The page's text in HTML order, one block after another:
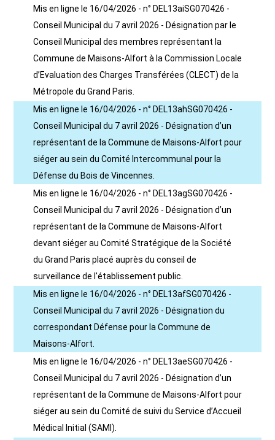
Mis en ligne le 16/04/2026 - n° DEL13aiSG070426 -
Conseil Municipal du 7 avril 2026 - Désignation par le
Conseil Municipal des membres représentant la
Commune de Maisons-Alfort à la Commission Locale
d’Evaluation des Charges Transférées (CLECT) de la
Métropole du Grand Paris.
Mis en ligne le 16/04/2026 - n° DEL13ahSG070426 -
Conseil Municipal du 7 avril 2026 - Désignation d’un
représentant de la Commune de Maisons-Alfort pour
siéger au sein du Comité Intercommunal pour la
Défense du Bois de Vincennes.
Mis en ligne le 16/04/2026 - n° DEL13agSG070426 -
Conseil Municipal du 7 avril 2026 - Désignation d’un
représentant de la Commune de Maisons-Alfort
devant siéger au Comité Stratégique de la Société
du Grand Paris placé auprès du conseil de
surveillance de l'établissement public.
Mis en ligne le 16/04/2026 - n° DEL13afSG070426 -
Conseil Municipal du 7 avril 2026 - Désignation du
correspondant Défense pour la Commune de
Maisons-Alfort.
Mis en ligne le 16/04/2026 - n° DEL13aeSG070426 -
Conseil Municipal du 7 avril 2026 - Désignation d’un
représentant de la Commune de Maisons-Alfort pour
siéger au sein du Comité de suivi du Service d’Accueil
Médical Initial (SAMI).